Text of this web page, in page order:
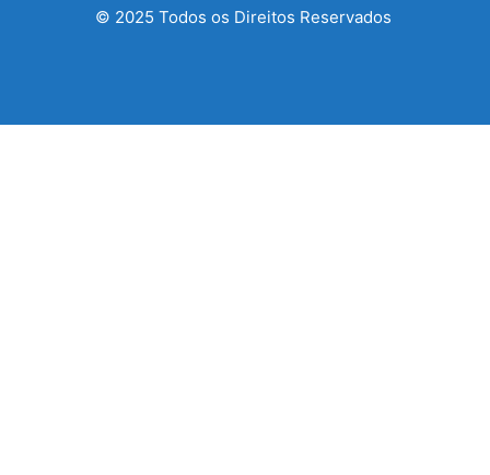
© 2025 Todos os Direitos Reservados